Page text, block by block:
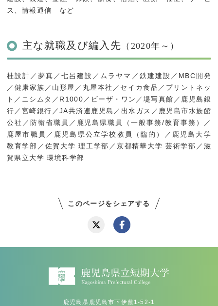
ス、情報通信 など
主な就職及び編入先 （2020年～）
桂設計／夢真／七呂建設／ムラヤマ／鉄建建設／MBC開発
／健康家族／山形屋／丸屋本社／セイカ食品／プリントネッ
ト／ニシムタ／R1000／ビーザ・ワン／堤写真館／鹿児島銀
行／宮崎銀行／JA共済連鹿児島／出水ガス／鹿児島市水族館
公社／防衛省職員／鹿児島県職員（一般事務/教育事務）／
鹿屋市職員／鹿児島県公立学校教員（臨的）／鹿児島大学
教育学部／佐賀大学 理工学部／京都精華大学 芸術学部／滋
賀県立大学 環境科学部
このページをシェアする
鹿児島県鹿児島市下伊敷1-52-1